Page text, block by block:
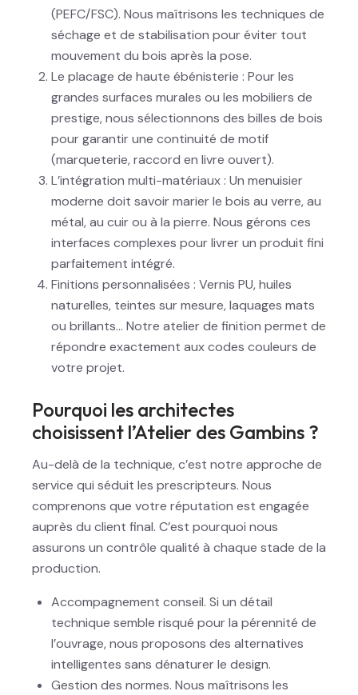
(PEFC/FSC). Nous maîtrisons les techniques de
séchage et de stabilisation pour éviter tout
mouvement du bois après la pose.
Le placage de haute ébénisterie : Pour les
grandes surfaces murales ou les mobiliers de
prestige, nous sélectionnons des billes de bois
pour garantir une continuité de motif
(marqueterie, raccord en livre ouvert).
L’intégration multi-matériaux : Un menuisier
moderne doit savoir marier le bois au verre, au
métal, au cuir ou à la pierre. Nous gérons ces
interfaces complexes pour livrer un produit fini
parfaitement intégré.
Finitions personnalisées : Vernis PU, huiles
naturelles, teintes sur mesure, laquages mats
ou brillants… Notre atelier de finition permet de
répondre exactement aux codes couleurs de
votre projet.
Pourquoi les architectes
choisissent l’Atelier des Gambins ?
Au-delà de la technique, c’est notre approche de
service qui séduit les prescripteurs. Nous
comprenons que votre réputation est engagée
auprès du client final. C’est pourquoi nous
assurons un contrôle qualité à chaque stade de la
production.
Accompagnement conseil. Si un détail
technique semble risqué pour la pérennité de
l’ouvrage, nous proposons des alternatives
intelligentes sans dénaturer le design.
Gestion des normes. Nous maîtrisons les